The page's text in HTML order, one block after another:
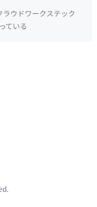
ウドワークステック
ている